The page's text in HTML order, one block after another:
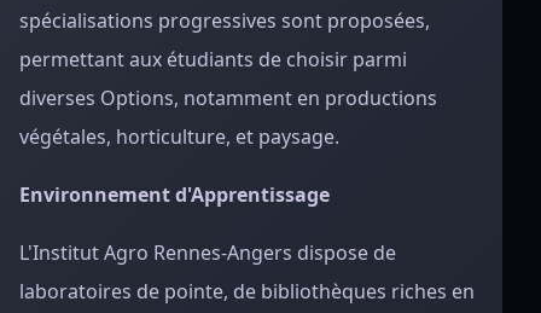
spécialisations progressives sont proposées,
permettant aux étudiants de choisir parmi
diverses Options, notamment en productions
végétales, horticulture, et paysage.
Environnement d'Apprentissage
L'Institut Agro Rennes-Angers dispose de
laboratoires de pointe, de bibliothèques riches en